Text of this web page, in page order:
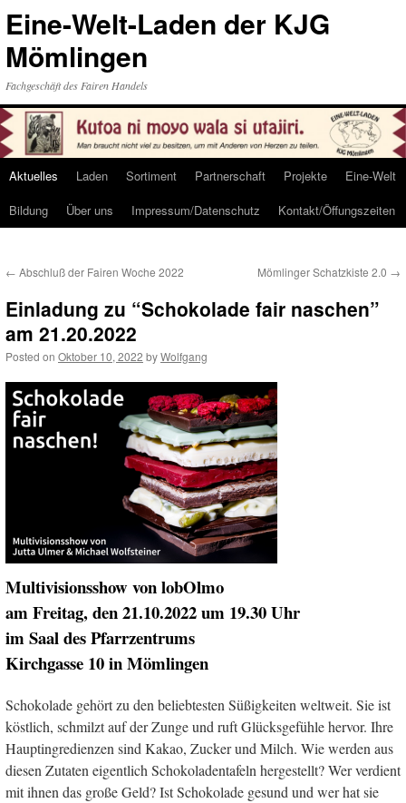
Eine-Welt-Laden der KJG
Mömlingen
Fachgeschäft des Fairen Handels
Skip
to
Aktuelles Laden Sortiment Partnerschaft Projekte
Eine-Welt
Bildung
Über uns Impressum/Datenschutz Kontakt/Öffungszeiten
← Abschluß der Fairen Woche 2022 Mömlinger Schatzkiste 2.0 →
Einladung zu “Schokolade fair naschen”
am 21.20.2022
Posted on Oktober 10, 2022 byWolfgang
Multivisionsshow von lobOlmo
am Freitag, den 21.10.2022 um 19.30 Uhr
im Saal des Pfarrzentrums
Kirchgasse 10 in Mömlingen
Schokolade gehört zu den beliebtesten Süßigkeiten weltweit. Sie ist
köstlich, schmilzt auf der Zunge und ruft Glücksgefühle hervor. Ihre
Hauptingredienzen sind Kakao, Zucker und Milch. Wie werden aus
diesen Zutaten eigentlich Schokoladentafeln hergestellt? Wer verdient
mit ihnen das große Geld? Ist Schokolade gesund und wer hat sie